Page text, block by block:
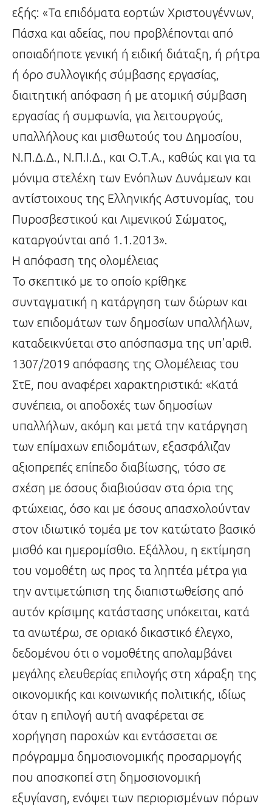
εξής: «Τα επιδόματα εορτών Χριστουγέννων,
Πάσχα και αδείας, που προβλέπονται από
οποιαδήποτε γενική ή ειδική διάταξη, ή ρήτρα
ή όρο συλλογικής σύμβασης εργασίας,
διαιτητική απόφαση ή με ατομική σύμβαση
εργασίας ή συμφωνία, για λειτουργούς,
υπαλλήλους και μισθωτούς του Δημοσίου,
Ν.Π.Δ.Δ., Ν.Π.Ι.Δ., και Ο.Τ.Α., καθώς και για τα
μόνιμα στελέχη των Ενόπλων Δυνάμεων και
αντίστοιχους της Ελληνικής Αστυνομίας, του
Πυροσβεστικού και Λιμενικού Σώματος,
καταργούνται από 1.1.2013».
Η απόφαση της ολομέλειας
Το σκεπτικό με το οποίο κρίθηκε
συνταγματική η κατάργηση των δώρων και
των επιδομάτων των δημοσίων υπαλλήλων,
καταδεικνύεται στο απόσπασμα της υπ’αριθ.
1307/2019 απόφασης της Ολομέλειας του
ΣτΕ, που αναφέρει χαρακτηριστικά: «Κατά
συνέπεια, οι αποδοχές των δημοσίων
υπαλλήλων, ακόμη και μετά την κατάργηση
των επίμαχων επιδομάτων, εξασφάλιζαν
αξιοπρεπές επίπεδο διαβίωσης, τόσο σε
σχέση με όσους διαβιούσαν στα όρια της
φτώχειας, όσο και με όσους απασχολούνταν
στον ιδιωτικό τομέα με τον κατώτατο βασικό
μισθό και ημερομίσθιο. Εξάλλου, η εκτίμηση
του νομοθέτη ως προς τα ληπτέα μέτρα για
την αντιμετώπιση της διαπιστωθείσης από
αυτόν κρίσιμης κατάστασης υπόκειται, κατά
τα ανωτέρω, σε οριακό δικαστικό έλεγχο,
δεδομένου ότι ο νομοθέτης απολαμβάνει
μεγάλης ελευθερίας επιλογής στη χάραξη της
οικονομικής και κοινωνικής πολιτικής, ιδίως
όταν η επιλογή αυτή αναφέρεται σε
χορήγηση παροχών και εντάσσεται σε
πρόγραμμα δημοσιονομικής προσαρμογής
που αποσκοπεί στη δημοσιονομική
εξυγίανση, ενόψει των περιορισμένων πόρων